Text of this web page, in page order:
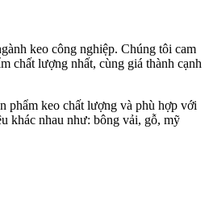
keo công nghiệp. Chúng tôi cam
chất lượng nhất, cùng giá thành cạnh
phẩm keo chất lượng và phù hợp với
khác nhau như: bông vải, gỗ, mỹ